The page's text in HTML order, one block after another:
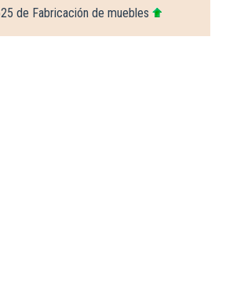
de Fabricación de muebles